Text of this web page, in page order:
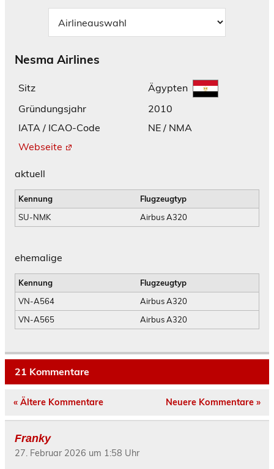
Nesma Airlines
Sitz
Ägypten
Gründungsjahr
2010
IATA / ICAO-Code
NE / NMA
Webseite
aktuell
Kennung
Flugzeugtyp
SU-NMK
Airbus A320
ehemalige
Kennung
Flugzeugtyp
VN-A564
Airbus A320
VN-A565
Airbus A320
21 Kommentare
« Ältere Kommentare Neuere Kommentare »
Franky
27. Februar 2026 um 1:58 Uhr